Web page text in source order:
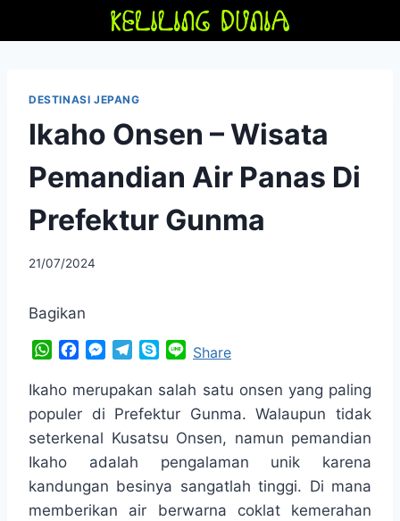
DESTINASI JEPANG
Ikaho Onsen – Wisata
Pemandian Air Panas Di
Prefektur Gunma
By
21/07/2024
Bagikan
W
a
t
A
p
p
c
e
o
k
M
s
e
n
g
e
r
l
e
r
a
m
y
p
n
e
Share
Ikaho merupakan salah satu onsen yang paling
populer di Prefektur Gunma. Walaupun tidak
seterkenal Kusatsu Onsen, namun pemandian
Ikaho adalah pengalaman unik karena
kandungan besinya sangatlah tinggi. Di mana
memberikan air berwarna coklat kemerahan